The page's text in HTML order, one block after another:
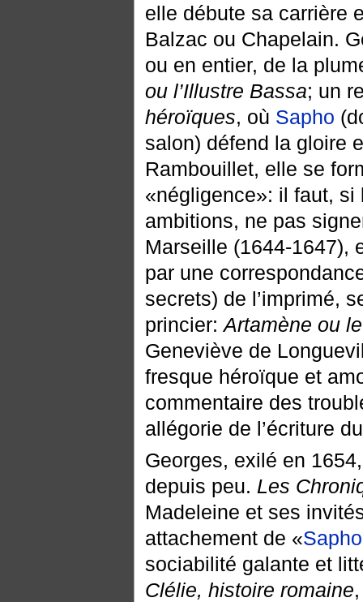
elle débute sa carrière
Balzac ou Chapelain.
ou en entier, de la
ou l’Illustre Bassa; un
héroïques, où Sapho
salon) défend la gloire
Rambouillet, elle se
«négligence»: il faut, si
ambitions, ne pas
Marseille (1644-1647),
par une
secrets) de l’imprimé,
princier:Artamène ou
Geneviève de
fresque héroïque et
commentaire des
allégorie de l’écriture
Georges, exilé en
depuis peu. Les
Madeleine et ses
attachement de «Sapho
sociabilité galante et
Clélie, histoire romaine